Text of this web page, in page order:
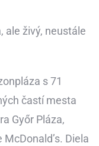
ale živý, neustále
s 71
častí mesta
Győr Pláza,
Diela